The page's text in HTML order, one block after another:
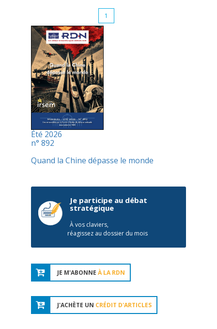
1
Été 2026
n° 892
Quand la Chine dépasse le monde
Je participe au débat
stratégique
À vos claviers,
réagissez au dossier du mois
JE M'ABONNE À LA RDN
J'ACHÈTE UN CRÉDIT D'ARTICLES